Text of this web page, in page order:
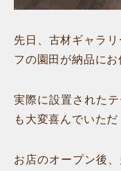
先日、古材ギャラリ
フの園田が納品にお
実際に設置された
も大変喜んでいただ
お店のオープン後